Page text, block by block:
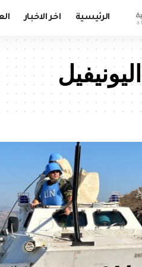
الرئيسية اخر الاخبار
اليونيفيل